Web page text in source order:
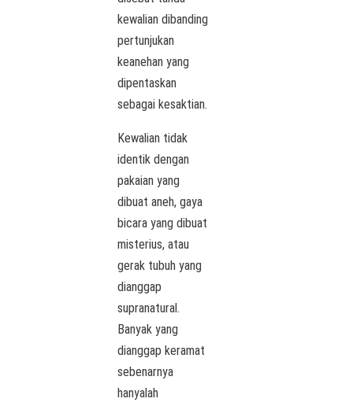
kewalian dibanding
pertunjukan
keanehan yang
dipentaskan
sebagai kesaktian.
Kewalian tidak
identik dengan
pakaian yang
dibuat aneh, gaya
bicara yang dibuat
misterius, atau
gerak tubuh yang
dianggap
supranatural.
Banyak yang
dianggap keramat
sebenarnya
hanyalah